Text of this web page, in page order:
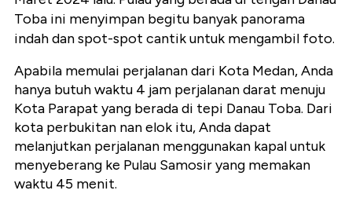
Toba ini menyimpan begitu banyak panorama
indah dan spot-spot cantik untuk mengambil foto.
Apabila memulai perjalanan dari Kota Medan, Anda
hanya butuh waktu 4 jam perjalanan darat menuju
Kota Parapat yang berada di tepi Danau Toba. Dari
kota perbukitan nan elok itu, Anda dapat
melanjutkan perjalanan menggunakan kapal untuk
menyeberang ke Pulau Samosir yang memakan
waktu 45 menit.